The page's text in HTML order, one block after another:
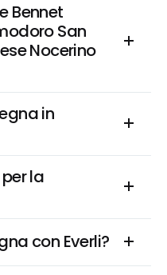
Bennet
San
Nocerino
in
la
con Everli?